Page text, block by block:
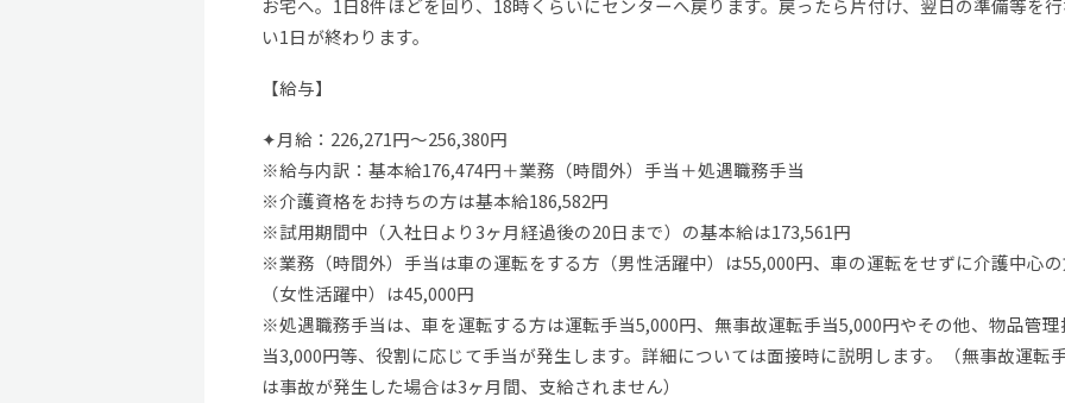
お宅へ。1日8件ほどを回り、18時くらいにセンターへ戻ります。戻ったら片付け、翌日の準備等を行
い1日が終わります。
【給与】
✦月給：226,271円〜256,380円
※給与内訳：基本給176,474円＋業務（時間外）手当＋処遇職務手当
※介護資格をお持ちの方は基本給186,582円
※試用期間中（入社日より3ヶ月経過後の20日まで）の基本給は173,561円
※業務（時間外）手当は車の運転をする方（男性活躍中）は55,000円、車の運転をせずに介護中心
（女性活躍中）は45,000円
※処遇職務手当は、車を運転する方は運転手当5,000円、無事故運転手当5,000円やその他、物品管理
当3,000円等、役割に応じて手当が発生します。詳細については面接時に説明します。（無事故運転
は事故が発生した場合は3ヶ月間、支給されません）